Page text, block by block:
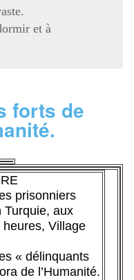
et à
forts de
prisonniers
Turquie, aux
Village
« délinquants
de l’Humanité.